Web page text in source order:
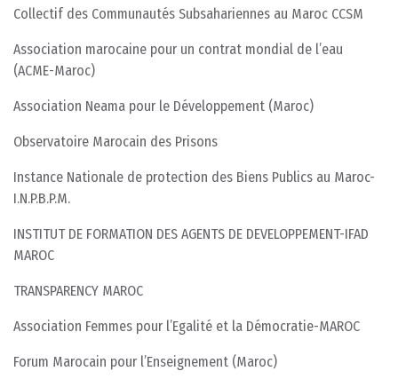
Collectif des Communautés Subsahariennes au Maroc CCSM
Association marocaine pour un contrat mondial de l’eau
(ACME-Maroc)
Association Neama pour le Développement (Maroc)
Observatoire Marocain des Prisons
Instance Nationale de protection des Biens Publics au Maroc-
I.N.P.B.P.M.
INSTITUT DE FORMATION DES AGENTS DE DEVELOPPEMENT-IFAD
MAROC
TRANSPARENCY MAROC
Association Femmes pour l’Egalité et la Démocratie-MAROC
Forum Marocain pour l’Enseignement (Maroc)